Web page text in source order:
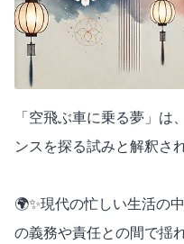
「空飛ぶ車に乗る夢」は
ンスを探る試みと解釈さ
🌍✨現代の忙しい生活の
の義務や責任との間で揺